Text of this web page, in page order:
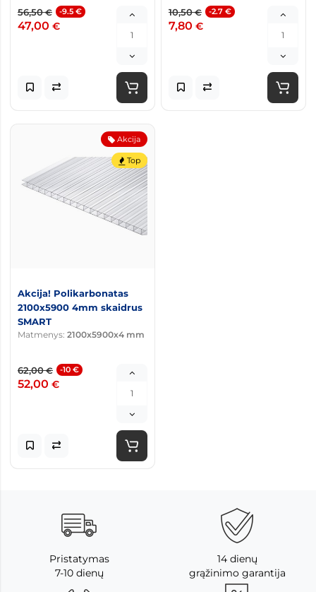
56,50€ -9.5 €
47,00 €
10,50€ -2.7 €
7,80 €
Akcija
Top
Akcija! Polikarbonatas
2100x5900 4mm skaidrus
SMART
Matmenys: 2100x5900x4 mm
62,00€ -10 €
52,00 €
Pristatymas
7-10 dienų
14 dienų
grąžinimo garantija